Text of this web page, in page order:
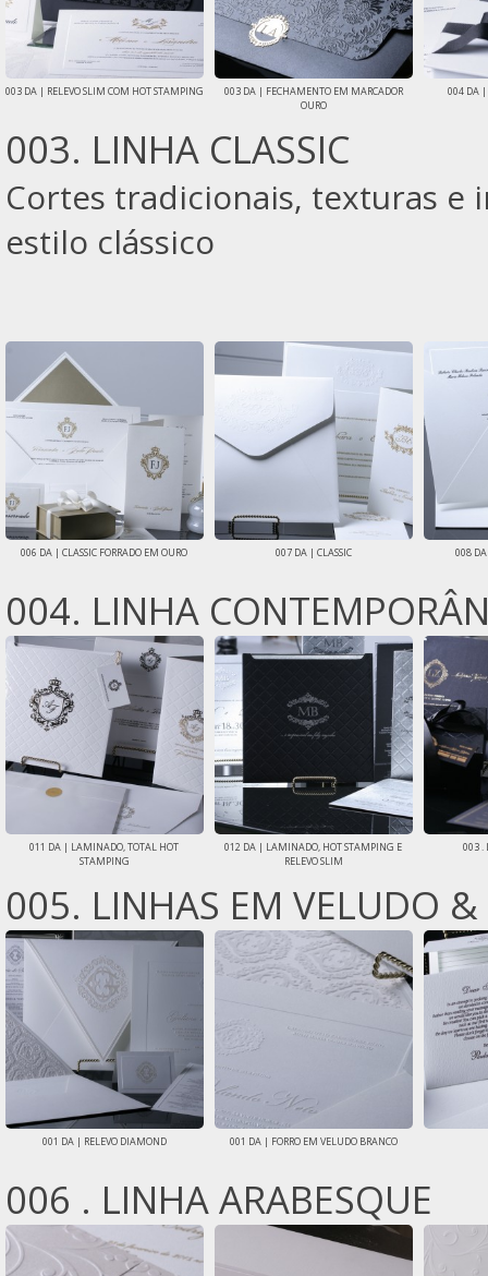
003 DA | RELEVO SLIM COM HOT STAMPING
003 DA | FECHAMENTO EM MARCADOR
OURO
004 DA |
003. LINHA CLASSIC
Cortes tradicionais, texturas e
estilo clássico
006 DA | CLASSIC FORRADO EM OURO 007 DA | CLASSIC 008 DA
004. LINHA
011 DA | LAMINADO, TOTAL HOT
STAMPING
012 DA | LAMINADO, HOT STAMPING E
RELEVO SLIM
003 .
005. LINHAS EM VELUDO
001 DA | RELEVO DIAMOND 001 DA | FORRO EM VELUDO BRANCO
006 . LINHA ARABESQUE